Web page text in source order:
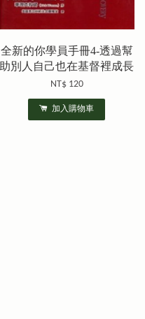
全新的你學員手冊4-透過幫
助別人自己也在基督裡成長
NT$ 120
加入購物車